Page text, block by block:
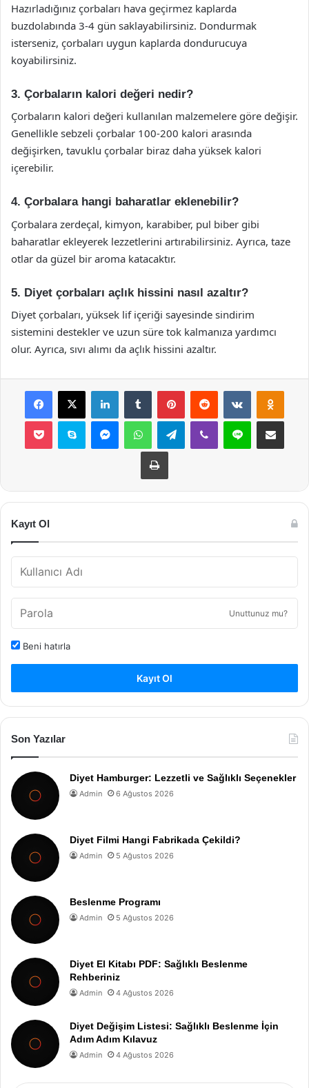
Hazırladığınız çorbaları hava geçirmez kaplarda
buzdolabında 3-4 gün saklayabilirsiniz. Dondurmak
isterseniz, çorbaları uygun kaplarda dondurucuya
koyabilirsiniz.
3. Çorbaların kalori değeri nedir?
Çorbaların kalori değeri kullanılan malzemelere göre değişir.
Genellikle sebzeli çorbalar 100-200 kalori arasında
değişirken, tavuklu çorbalar biraz daha yüksek kalori
içerebilir.
4. Çorbalara hangi baharatlar eklenebilir?
Çorbalara zerdeçal, kimyon, karabiber, pul biber gibi
baharatlar ekleyerek lezzetlerini artırabilirsiniz. Ayrıca, taze
otlar da güzel bir aroma katacaktır.
5. Diyet çorbaları açlık hissini nasıl azaltır?
Diyet çorbaları, yüksek lif içeriği sayesinde sindirim
sistemini destekler ve uzun süre tok kalmanıza yardımcı
olur. Ayrıca, sıvı alımı da açlık hissini azaltır.
Facebook
X LinkedInTumblr PinterestReddit VKontakte
Pocket Skype MessengerWhatsAppTelegramViber Line E-Posta ile
Yazdır
Kayıt Ol
Unuttunuz mu?
Beni hatırla
Kayıt Ol
Son Yazılar
Diyet Hamburger: Lezzetli ve Sağlıklı Seçenekler
Admin 6 Ağustos 2026
Diyet Filmi Hangi Fabrikada Çekildi?
Admin 5 Ağustos 2026
Beslenme Programı
Admin 5 Ağustos 2026
Diyet El Kitabı PDF: Sağlıklı Beslenme
Rehberiniz
Admin 4 Ağustos 2026
Diyet Değişim Listesi: Sağlıklı Beslenme İçin
Adım Adım Kılavuz
Admin 4 Ağustos 2026